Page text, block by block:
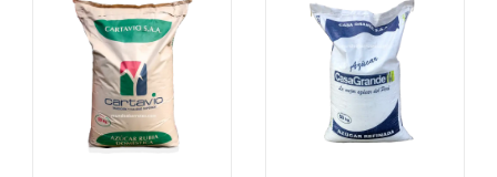
valoracione
clientes
valoracione
clientes